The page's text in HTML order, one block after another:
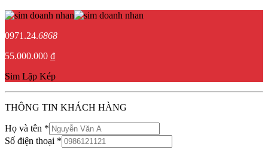
0971.24.6868
55.000.000 ₫
Sim Lặp Kép
THÔNG TIN KHÁCH HÀNG
Họ và tên *
Số điện thoại *